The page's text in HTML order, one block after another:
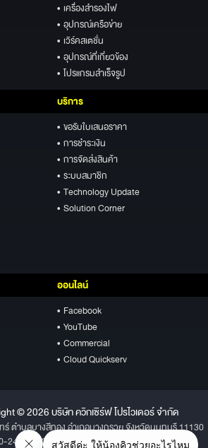
• เครื่องสำรองไฟ
• อุปกรณ์เครือข่าย
• เวิร์คสเตชั่น
• อุปกรณ์ที่เกี่ยวข้อง
• โปรแกรมสำเร็จรูป
บริการ
• ขอรับใบเสนอราคา
• การชำระเงิน
• การจัดส่งสินค้า
• ระบบสมาชิก
• Technology Update
• Solution Corner
ออนไลน์
• Facebook
• YouTube
• Commercial
• Cloud Quickserv
© 2026 บริษัท ควิกเซิร์ฟ โปรไวเดอร์ จำกัด
ตำบลบางสีทอง อำเภอบางกรวย จังหวัดนนทบุรี 11130
2496-1234 โทรสาร 0-2496-1001